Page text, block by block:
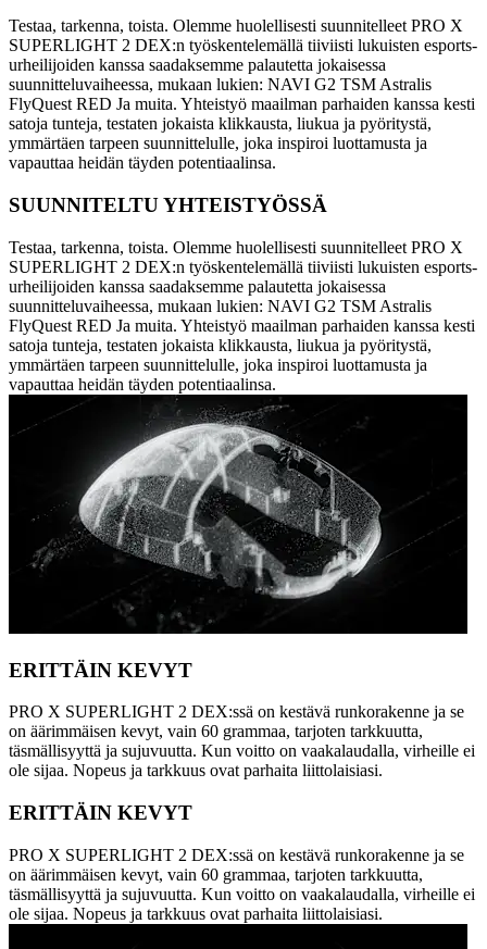
Testaa, tarkenna, toista. Olemme huolellisesti suunnitelleet PRO X
SUPERLIGHT 2 DEX:n työskentelemällä tiiviisti lukuisten esports-
urheilijoiden kanssa saadaksemme palautetta jokaisessa
suunnitteluvaiheessa, mukaan lukien: NAVI G2 TSM Astralis
FlyQuest RED Ja muita. Yhteistyö maailman parhaiden kanssa kesti
satoja tunteja, testaten jokaista klikkausta, liukua ja pyöritystä,
ymmärtäen tarpeen suunnittelulle, joka inspiroi luottamusta ja
vapauttaa heidän täyden potentiaalinsa.
SUUNNITELTU YHTEISTYÖSSÄ
Testaa, tarkenna, toista. Olemme huolellisesti suunnitelleet PRO X
SUPERLIGHT 2 DEX:n työskentelemällä tiiviisti lukuisten esports-
urheilijoiden kanssa saadaksemme palautetta jokaisessa
suunnitteluvaiheessa, mukaan lukien: NAVI G2 TSM Astralis
FlyQuest RED Ja muita. Yhteistyö maailman parhaiden kanssa kesti
satoja tunteja, testaten jokaista klikkausta, liukua ja pyöritystä,
ymmärtäen tarpeen suunnittelulle, joka inspiroi luottamusta ja
vapauttaa heidän täyden potentiaalinsa.
ERITTÄIN KEVYT
PRO X SUPERLIGHT 2 DEX:ssä on kestävä runkorakenne ja se
on äärimmäisen kevyt, vain 60 grammaa, tarjoten tarkkuutta,
täsmällisyyttä ja sujuvuutta. Kun voitto on vaakalaudalla, virheille ei
ole sijaa. Nopeus ja tarkkuus ovat parhaita liittolaisiasi.
ERITTÄIN KEVYT
PRO X SUPERLIGHT 2 DEX:ssä on kestävä runkorakenne ja se
on äärimmäisen kevyt, vain 60 grammaa, tarjoten tarkkuutta,
täsmällisyyttä ja sujuvuutta. Kun voitto on vaakalaudalla, virheille ei
ole sijaa. Nopeus ja tarkkuus ovat parhaita liittolaisiasi.